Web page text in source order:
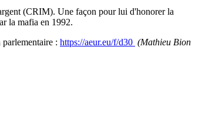
(CRIM). Une façon pour lui d'honorer la
la mafia en 1992.
: https://aeur.eu/f/d30 (Mathieu Bion